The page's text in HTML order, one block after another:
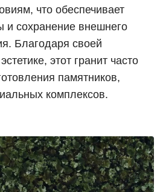
что обеспечивает
и сохранение внешнего
Благодаря своей
этот гранит часто
памятников,
комплексов.